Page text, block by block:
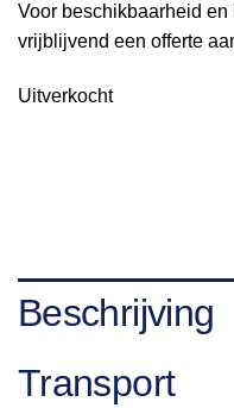
Voor beschikbaarheid
vrijblijvend een offerte
Uitverkocht
Beschrijving
Transport